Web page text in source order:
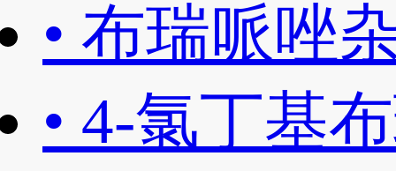
• 布瑞哌唑
• 4-氯丁基